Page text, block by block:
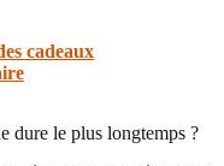
cadeaux
dure le plus longtemps ?